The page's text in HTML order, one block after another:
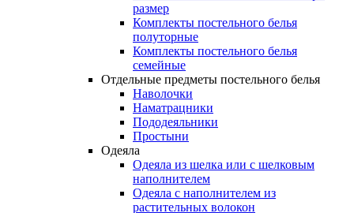
размер
Комплекты постельного белья
полуторные
Комплекты постельного белья
семейные
Отдельные предметы постельного белья
Наволочки
Наматрацники
Пододеяльники
Простыни
Одеяла
Одеяла из шелка или с шелковым
наполнителем
Одеяла с наполнителем из
растительных волокон